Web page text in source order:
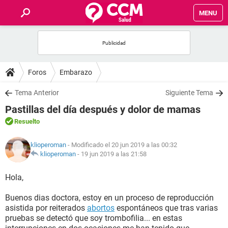
MENU
FOROS
SALUD
FAMILIA
NUTRICIÓN
SEXUALIDAD
GLOSARIO
Foros Embarazo
Tema Anterior Siguiente Tema
Pastillas del día después y dolor de mamas
Resuelto
klioperoman - Modificado el 20 jun 2019 a las 00:32
klioperoman - 19 jun 2019 a las 21:58
Hola,
Buenos dias doctora, estoy en un proceso de reproducción
asistida por reiterados abortos espontáneos que tras varias
pruebas se detectó que soy trombofilia... en estas